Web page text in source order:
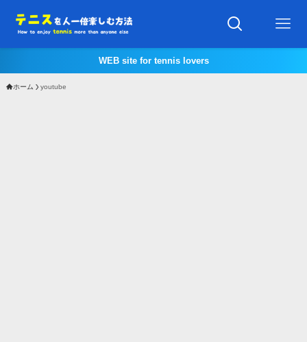
WEB site for tennis lovers
ホーム youtube